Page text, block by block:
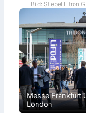
Bild: Stiebel Eltron
Messe Frankfurt
London